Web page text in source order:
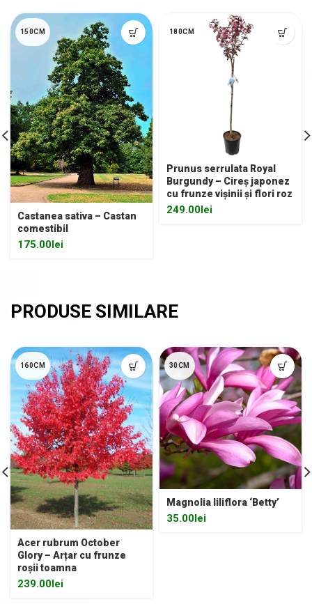
150CM
Castanea sativa – Castan
comestibil
175.00 lei
180CM
Prunus serrulata Royal
Burgundy – Cireș japonez
cu frunze vișinii și flori roz
249.00 lei
160CM
Acer rubrum October
Glory – Arțar cu frunze
roșii toamna
239.00lei
30CM
Magnolia liliflora ‘Betty’
35.00 lei